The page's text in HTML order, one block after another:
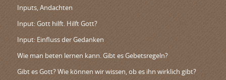
Inputs, Andachten
Input: Gott hilft. Hilft Gott?
Input: Einfluss der Gedanken
Wie man beten lernen kann. Gibt es Gebetsregeln?
Gibt es Gott? Wie können wir wissen, ob es ihn wirklich gibt?